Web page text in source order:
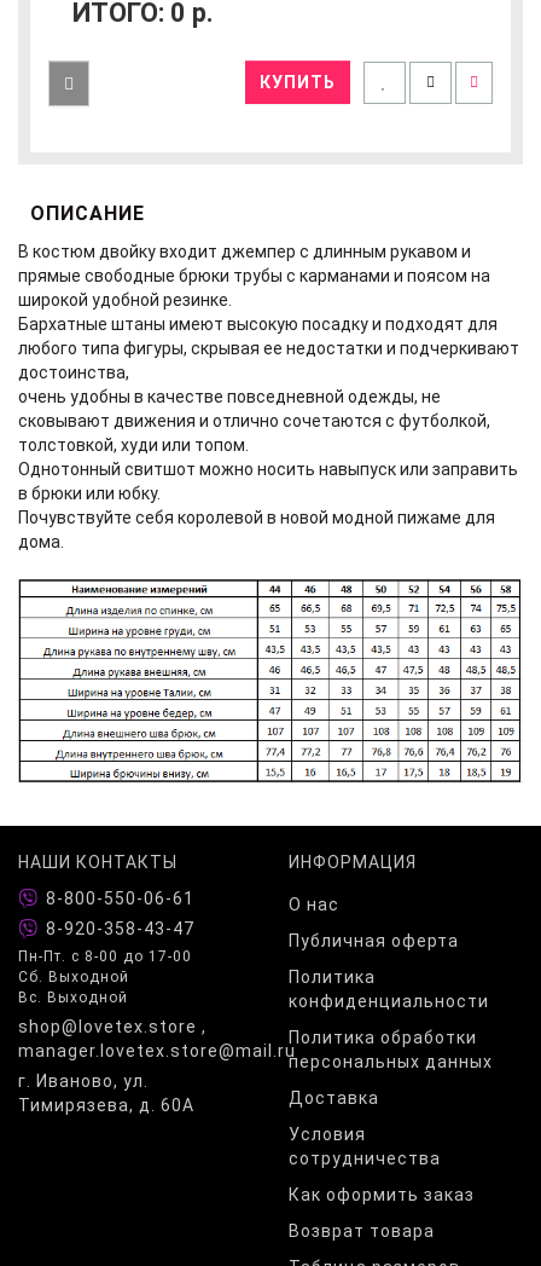
ИТОГО: 0 р.
КУПИТЬ
ОПИСАНИЕ
В костюм двойку входит джемпер с длинным рукавом и
прямые свободные брюки трубы с карманами и поясом на
широкой удобной резинке.
Бархатные штаны имеют высокую посадку и подходят для
любого типа фигуры, скрывая ее недостатки и подчеркивают
достоинства,
очень удобны в качестве повседневной одежды, не
сковывают движения и отлично сочетаются с футболкой,
толстовкой, худи или топом.
Однотонный свитшот можно носить навыпуск или заправить
в брюки или юбку.
Почувствуйте себя королевой в новой модной пижаме для
дома.
НАШИ КОНТАКТЫ
8-800-550-06-61
8-920-358-43-47
Пн-Пт. с 8-00 до 17-00
Сб. Выходной
Вс. Выходной
shop@lovetex.store ,
manager.lovetex.store@mail.ru
г. Иваново, ул.
Тимирязева, д. 60А
ИНФОРМАЦИЯ
О нас
Публичная оферта
Политика
конфиденциальности
Политика обработки
персональных данных
Доставка
Условия
сотрудничества
Как оформить заказ
Возврат товара